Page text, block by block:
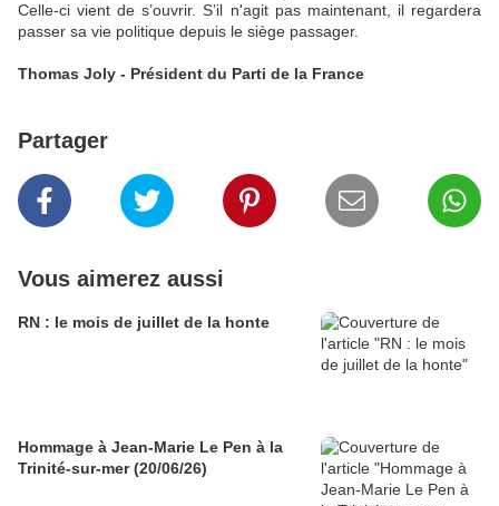
Celle-ci vient de s’ouvrir. S’il n'agit pas maintenant, il regardera
passer sa vie politique depuis le siège passager.
Thomas Joly - Président du Parti de la France
Partager
Vous aimerez aussi
RN : le mois de juillet de la honte
Hommage à Jean-Marie Le Pen à la
Trinité-sur-mer (20/06/26)